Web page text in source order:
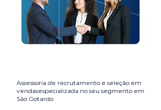
Assessoria de recrutamento e seleção em
vendasespecializada no seu segmento em
São Gotardo